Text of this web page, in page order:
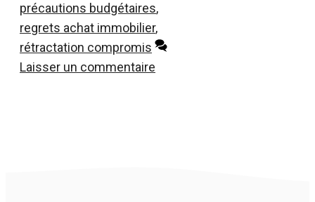
précautions budgétaires,
regrets achat immobilier,
rétractation compromis
Laisser un commentaire